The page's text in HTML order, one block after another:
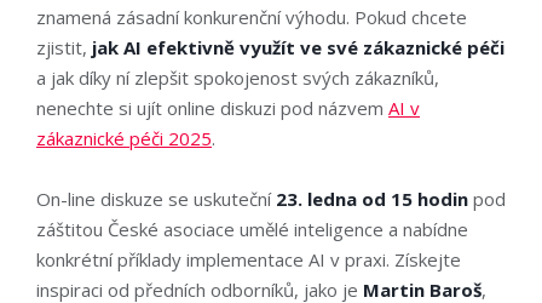
znamená zásadní konkurenční výhodu. Pokud chcete
zjistit, jak AI efektivně využít ve své zákaznické péči
a jak díky ní zlepšit spokojenost svých zákazníků,
nenechte si ujít online diskuzi pod názvem AI v
zákaznické péči 2025.
On-line diskuze se uskuteční 23. ledna od 15 hodin pod
záštitou České asociace umělé inteligence a nabídne
konkrétní příklady implementace AI v praxi. Získejte
inspiraci od předních odborníků, jako je Martin Baroš,